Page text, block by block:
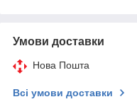
Умови доставки
Нова Пошта
Всі умови доставки